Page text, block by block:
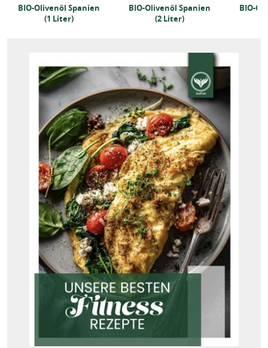
BIO-Olivenöl Spanien
(1 Liter)
BIO-Olivenöl Spanien
(2 Liter)
BIO-